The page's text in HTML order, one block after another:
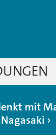
mit